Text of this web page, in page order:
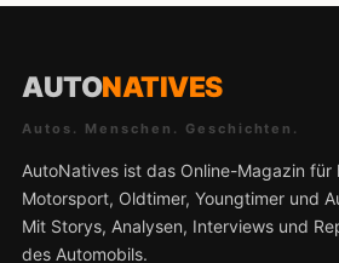
AUTONATIVES
Autos. Menschen. Geschichten.
AutoNatives ist das Online-Magazin für
Motorsport, Oldtimer, Youngtimer und
Mit Storys, Analysen, Interviews und
des Automobils.